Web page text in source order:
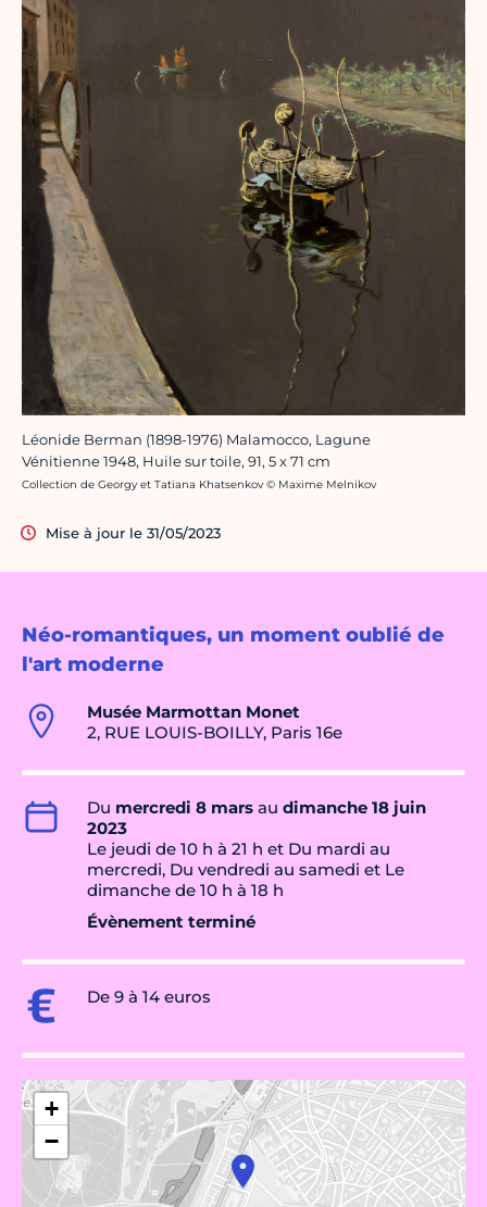
Néo-romantiques, un moment oublié de
l'art moderne
Musée Marmottan Monet
2, RUE LOUIS-BOILLY, Paris 16e
Du mercredi 8 mars au dimanche 18 juin
2023
Le jeudi de 10 h à 21 h et Du mardi au
mercredi, Du vendredi au samedi et Le
dimanche de 10 h à 18 h
Évènement terminé
De 9 à 14 euros
+
−
Léonide Berman (1898-1976) Malamocco, Lagune
Vénitienne 1948, Huile sur toile, 91, 5 x 71 cm
Crédit photo :
Collection de Georgy et Tatiana Khatsenkov © Maxime Melnikov
Mise à jour le 31/05/2023